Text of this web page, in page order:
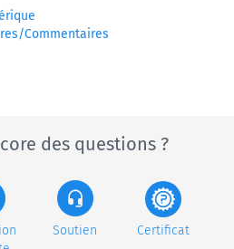
Commentaires
des questions ?
Soutien Certificat